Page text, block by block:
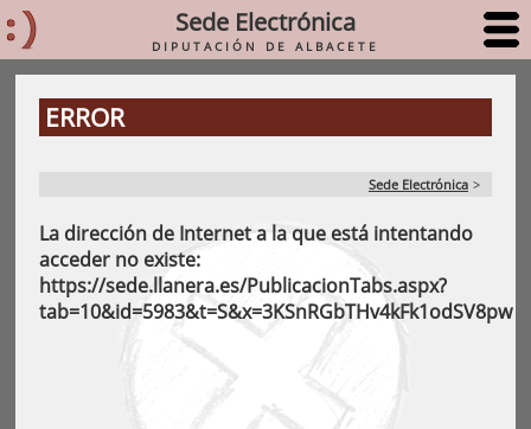
Sede Electrónica
DIPUTACIÓN DE ALBACETE
ERROR
Sede Electrónica >
La dirección de Internet a la que está intentando
acceder no existe:
https://sede.llanera.es/PublicacionTabs.aspx?
tab=10&id=5983&t=S&x=3KSnRGbTHv4kFk1odSV8pw